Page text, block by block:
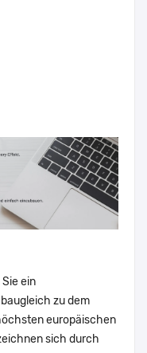
ein
zu dem
europäischen
sich durch